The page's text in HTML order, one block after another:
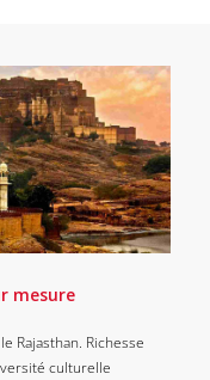
mesure
Rajasthan. Richesse
culturelle